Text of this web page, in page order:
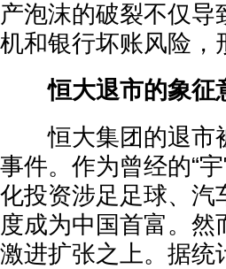
产泡沫的破裂不仅
机和银行坏账风险，
恒大退市的象征
恒大集团的退市
事件。作为曾经的“
化投资涉足足球、汽
度成为中国首富。
激进扩张之上。据统